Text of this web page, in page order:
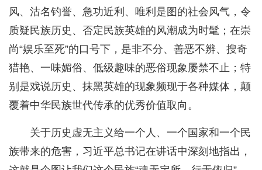
风、沽名钓誉、急功近利、唯利是图的社会风气，令
质疑民族历史、否定民族英雄的风潮成为时髦；在崇
尚“娱乐至死”的口号下，是非不分、善恶不辨、搜奇
猎艳、一味媚俗、低级趣味的恶俗现象屡禁不止；特
别是戏说历史、抹黑英雄的现象频现于各种媒体，颠
覆着中华民族世代传承的优秀价值取向。
关于历史虚无主义给一个人、一个国家和一个民
族带来的危害，习近平总书记在讲话中深刻地指出，